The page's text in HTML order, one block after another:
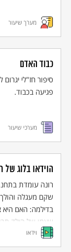
מערך שיעור
כבוד האדם
סיפור חז"לי
פגיעה בכבוד.
מערכי שיעור
הוידאו בלוג של
רונה עומדת
שקם מעגלה
בדילמה: האם היא
שאמו של הילד
או של האמא של
וידאו